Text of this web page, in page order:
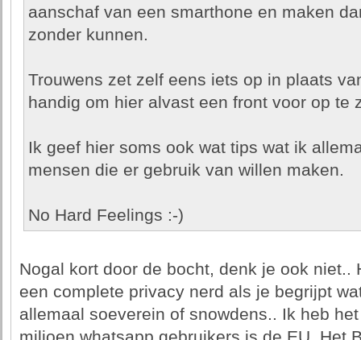
aanschaf van een smarthone en maken
zonder kunnen.
Trouwens zet zelf eens iets op in plaats
handig om hier alvast een front voor op te
Ik geef hier soms ook wat tips wat ik
mensen die er gebruik van willen maken.
No Hard Feelings :-)
Nogal kort door de bocht, denk je ook niet..
een complete privacy nerd als je begrijpt
allemaal soeverein of snowdens.. Ik heb